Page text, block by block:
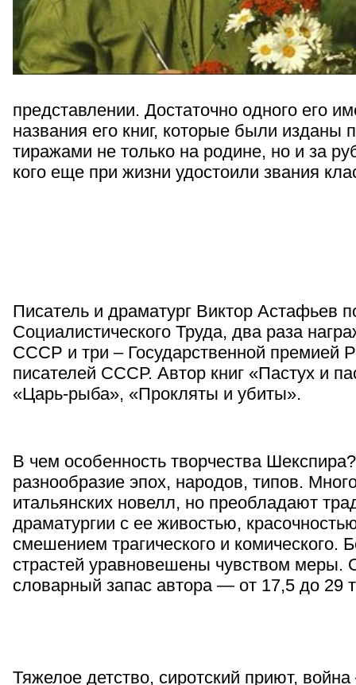
представлении. Достаточно одного его
названия его книг, которые были изданы
тиражами не только на родине, но и за
кого еще при жизни удостоили звания
Писатель и драматург Виктор Астафьев
Социалистического Труда, два раза
СССР и три – Государственной премией
писателей СССР. Автор книг «Пастух и
«Царь-рыба», «Прокляты и убиты».
В чем особенность творчества
разнообразие эпох, народов, типов.
итальянских новелл, но преобладают
драматургии с ее живостью,
смешением трагического и комического.
страстей уравновешены чувством меры.
словарный запас автора — от 17,5 до 29
Тяжелое детство, сиротский приют,